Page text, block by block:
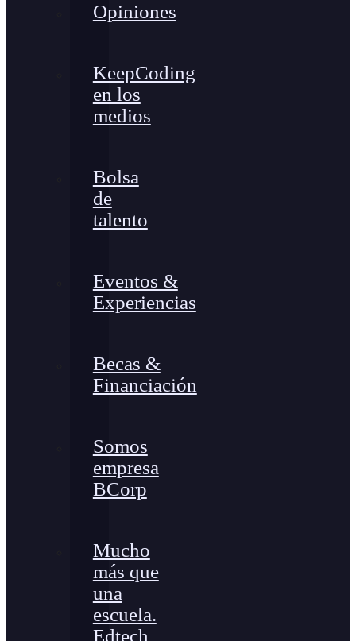
Opiniones
KeepCoding
en los
medios
Bolsa
de
talento
Eventos &
Experiencias
Becas &
Financiación
Somos
empresa
BCorp
Mucho
más que
una
escuela.
Edtech